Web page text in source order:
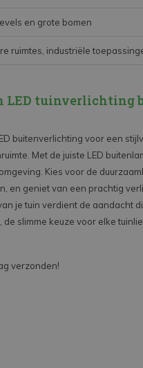
en grote bomen
ruimtes, industriële
LED tuinverlichting
buitenverlichting voor een
Met de juiste LED
Kies voor de
en geniet van een prachtig
je tuin verdient de aandacht
slimme keuze voor elke
verzonden!